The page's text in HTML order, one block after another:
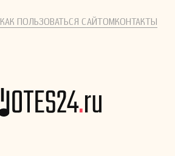
КАК ПОЛЬЗОВАТЬСЯ САЙТОМКОНТАКТЫ